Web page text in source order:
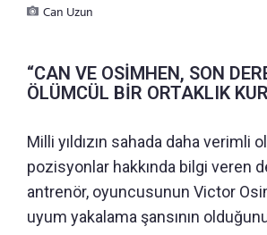
Can Uzun
“CAN VE OSİMHEN, SON
ÖLÜMCÜL BİR ORTAKLIK
Milli yıldızın sahada daha verimli
pozisyonlar hakkında bilgi veren
antrenör, oyuncusunun Victor
uyum yakalama şansının